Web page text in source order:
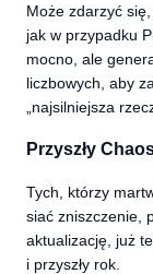
Może zdarzyć
jak w przypadku
mocno, ale
liczbowych, aby
„najsilniejsza
Przyszły
Tych, którzy
siać zniszczenie,
aktualizację, już
i przyszły rok.